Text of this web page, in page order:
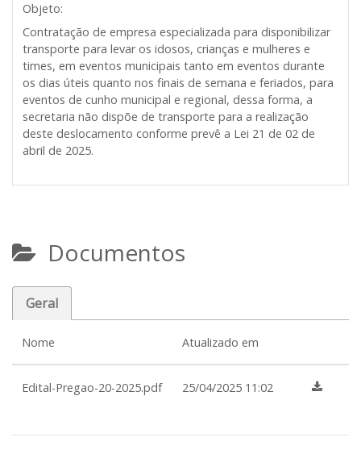
Objeto:
Contratação de empresa especializada para disponibilizar
transporte para levar os idosos, crianças e mulheres e
times, em eventos municipais tanto em eventos durante
os dias úteis quanto nos finais de semana e feriados, para
eventos de cunho municipal e regional, dessa forma, a
secretaria não dispõe de transporte para a realização
deste deslocamento conforme prevê a Lei 21 de 02 de
abril de 2025.
Documentos
Geral
Nome Atualizado em
Edital-Pregao-20-2025.pdf 25/04/2025 11:02